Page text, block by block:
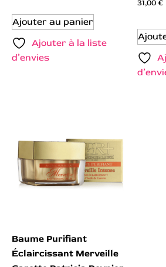
Ajouter au panier
Ajouter à la liste
d’envies
31,00€
Baume Purifiant
Éclaircissant Merveille